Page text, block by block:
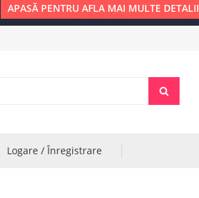
APASĂ PENTRU AFLA MAI MULTE DETALII
Logare / Înregistrare